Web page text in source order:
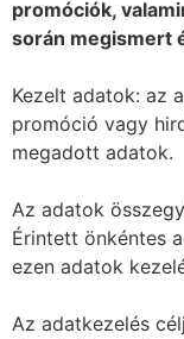
promóciók,
során megismert
Kezelt adatok: az
promóció vagy
megadott adatok.
Az adatok
Érintett önkéntes
ezen adatok
Az adatkezelés